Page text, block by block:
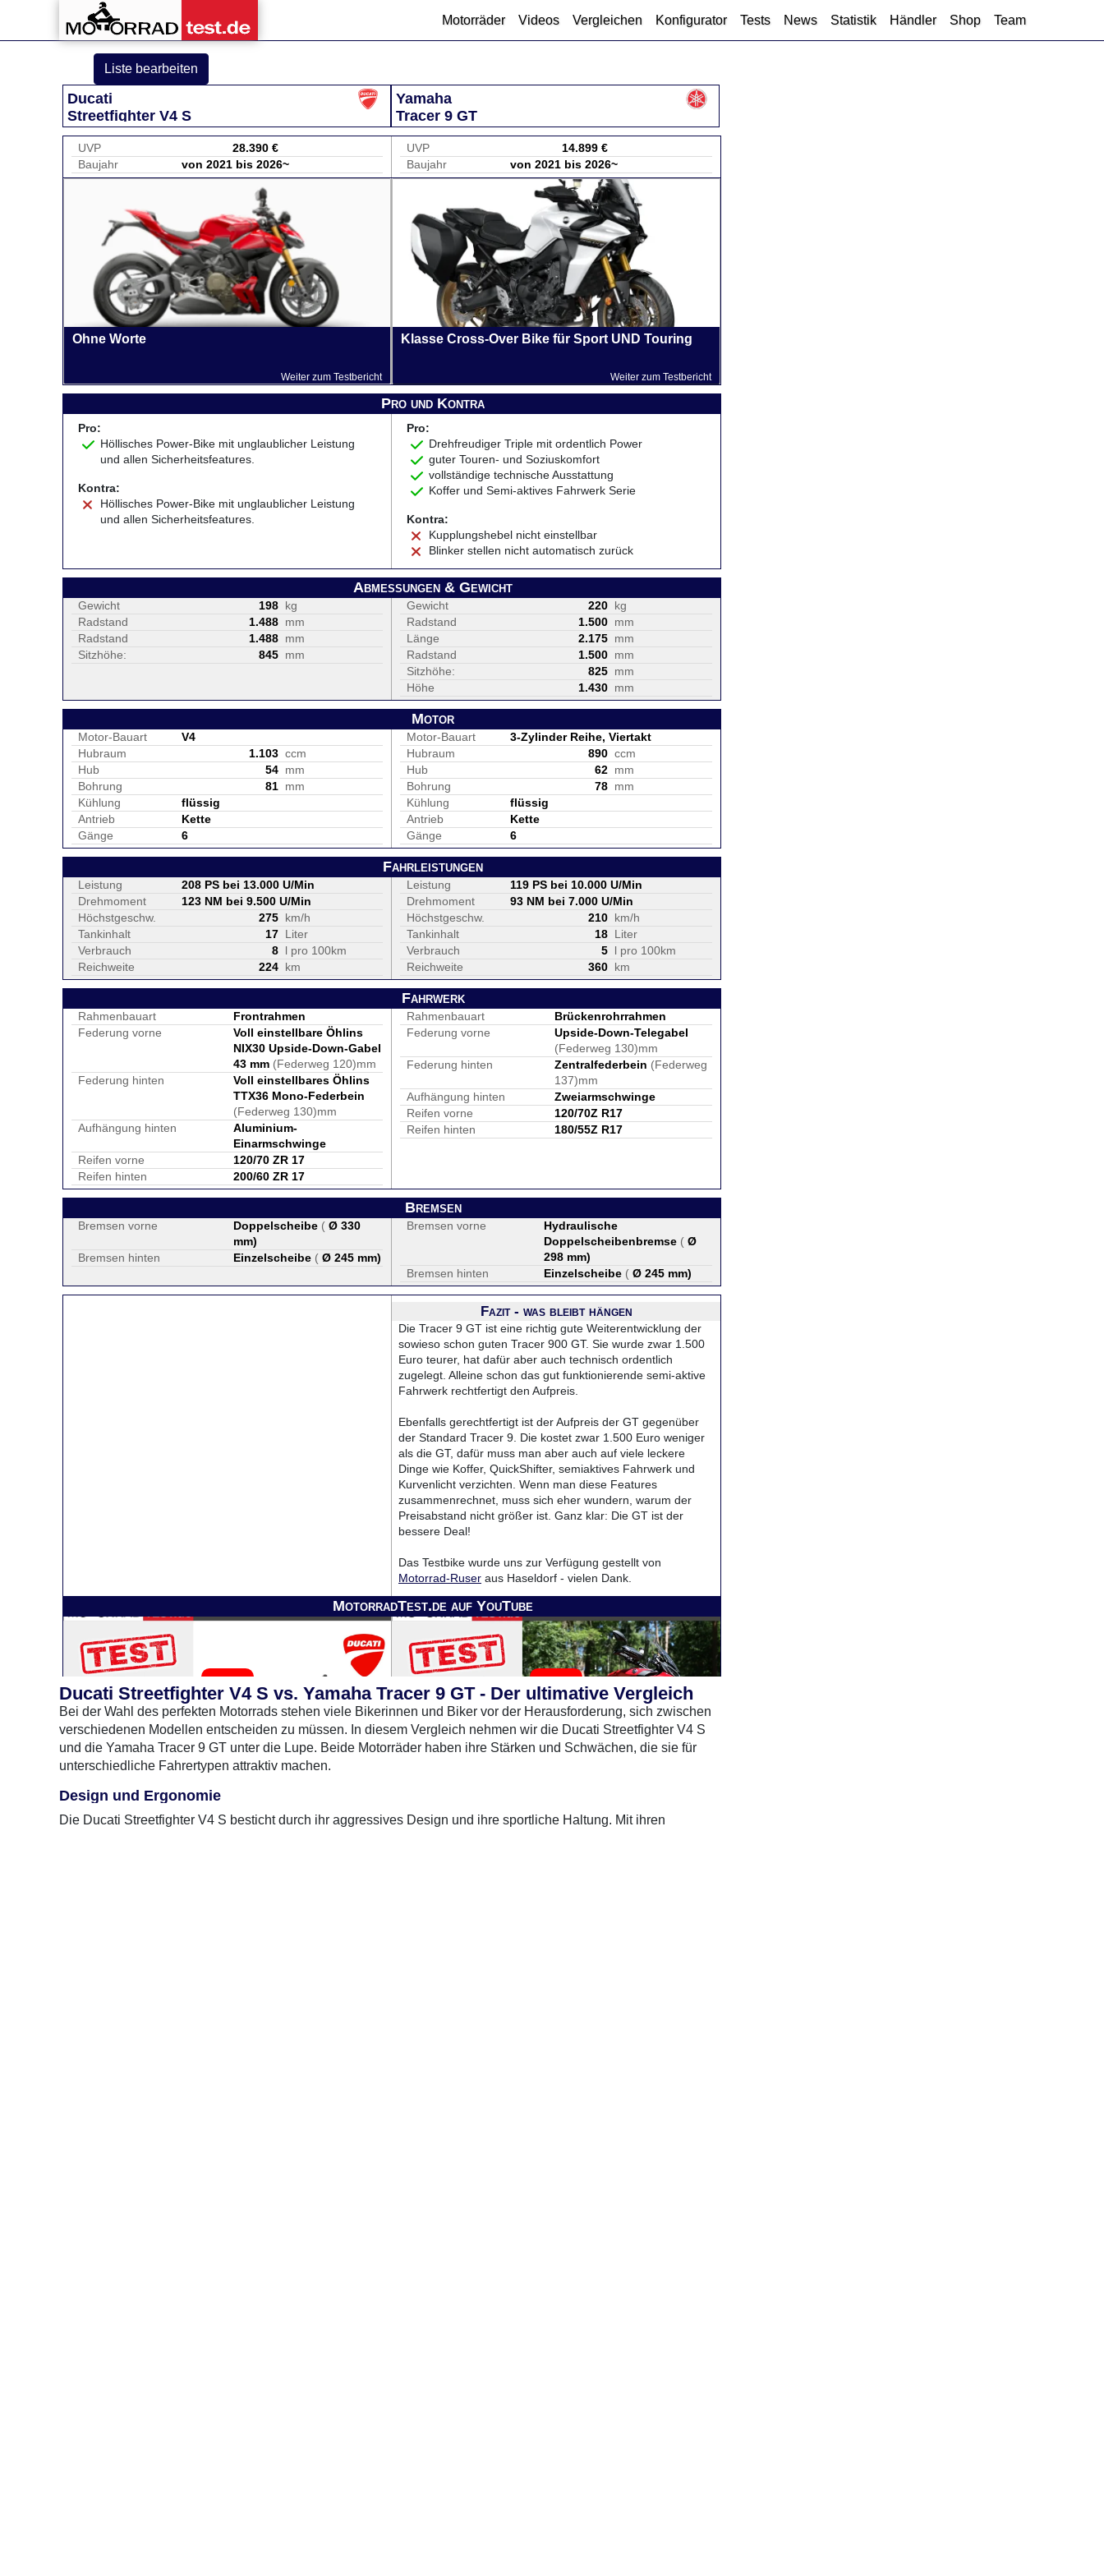
Motorräder Videos Vergleichen Konfigurator Tests News Statistik Händler Shop Team
Liste bearbeiten
Ducati
Streetfighter V4 S
Yamaha
Tracer 9 GT
UVP
28.390 €
Baujahr
von 2021 bis 2026~
UVP
14.899 €
Baujahr
von 2021 bis 2026~
Ohne Worte
Weiter zum Testbericht
Klasse Cross-Over Bike für Sport UND Touring
Weiter zum Testbericht
Pro und Kontra
Pro:
Höllisches Power-Bike mit unglaublicher Leistung
und allen Sicherheitsfeatures.
Kontra:
Höllisches Power-Bike mit unglaublicher Leistung
und allen Sicherheitsfeatures.
Pro:
Drehfreudiger Triple mit ordentlich Power
guter Touren- und Soziuskomfort
vollständige technische Ausstattung
Koffer und Semi-aktives Fahrwerk Serie
Kontra:
Kupplungshebel nicht einstellbar
Blinker stellen nicht automatisch zurück
Abmessungen & Gewicht
Gewicht 198 kg
Radstand
1.488 mm
Radstand
1.488 mm
Sitzhöhe:
845 mm
Gewicht 220 kg
Radstand
1.500 mm
Länge
2.175 mm
Radstand
1.500 mm
Sitzhöhe:
825 mm
Höhe
1.430 mm
Motor
Motor-Bauart
V4
Hubraum
1.103 ccm
Hub
54 mm
Bohrung
81 mm
Kühlung
flüssig
Antrieb
Kette
Gänge
6
Motor-Bauart
3-Zylinder Reihe, Viertakt
Hubraum
890 ccm
Hub
62 mm
Bohrung
78 mm
Kühlung
flüssig
Antrieb
Kette
Gänge
6
Fahrleistungen
Leistung
208 PS bei 13.000 U/Min
Drehmoment
123 NM bei 9.500 U/Min
Höchstgeschw.
275 km/h
Tankinhalt
17 Liter
Verbrauch
8 l pro 100km
Reichweite
224 km
Leistung
119 PS bei 10.000 U/Min
Drehmoment
93 NM bei 7.000 U/Min
Höchstgeschw.
210 km/h
Tankinhalt
18 Liter
Verbrauch
5 l pro 100km
Reichweite
360 km
Fahrwerk
Rahmenbauart
Frontrahmen
Federung vorne
Voll einstellbare Öhlins
NIX30 Upside-Down-Gabel
43 mm (Federweg 120)mm
Federung hinten
Voll einstellbares Öhlins
TTX36 Mono-Federbein
(Federweg 130)mm
Aufhängung hinten
Aluminium-
Einarmschwinge
Reifen vorne
120/70 ZR 17
Reifen hinten
200/60 ZR 17
Rahmenbauart
Brückenrohrrahmen
Federung vorne
Upside-Down-Telegabel
(Federweg 130)mm
Federung hinten
Zentralfederbein (Federweg
137)mm
Aufhängung hinten
Zweiarmschwinge
Reifen vorne
120/70Z R17
Reifen hinten
180/55Z R17
Bremsen
Bremsen vorne Doppelscheibe ( Ø 330
mm)
Bremsen hinten
Einzelscheibe ( Ø 245 mm)
Bremsen vorne
Hydraulische
Doppelscheibenbremse ( Ø
298 mm)
Bremsen hinten
Einzelscheibe ( Ø 245 mm)
Fazit - was bleibt hängen
Die Tracer 9 GT ist eine richtig gute Weiterentwicklung der
sowieso schon guten Tracer 900 GT. Sie wurde zwar 1.500
Euro teurer, hat dafür aber auch technisch ordentlich
zugelegt. Alleine schon das gut funktionierende semi-aktive
Fahrwerk rechtfertigt den Aufpreis.
Ebenfalls gerechtfertigt ist der Aufpreis der GT gegenüber
der Standard Tracer 9. Die kostet zwar 1.500 Euro weniger
als die GT, dafür muss man aber auch auf viele leckere
Dinge wie Koffer, QuickShifter, semiaktives Fahrwerk und
Kurvenlicht verzichten. Wenn man diese Features
zusammenrechnet, muss sich eher wundern, warum der
Preisabstand nicht größer ist. Ganz klar: Die GT ist der
bessere Deal!
Das Testbike wurde uns zur Verfügung gestellt von
Motorrad-Ruser aus Haseldorf - vielen Dank.
MotorradTest.de auf YouTube
Ducati Streetfighter V4 S vs. Yamaha Tracer 9 GT - Der ultimative Vergleich
Bei der Wahl des perfekten Motorrads stehen viele Bikerinnen und Biker vor der Herausforderung, sich zwischen
verschiedenen Modellen entscheiden zu müssen. In diesem Vergleich nehmen wir die Ducati Streetfighter V4 S
und die Yamaha Tracer 9 GT unter die Lupe. Beide Motorräder haben ihre Stärken und Schwächen, die sie für
unterschiedliche Fahrertypen attraktiv machen.
Design und Ergonomie
Die Ducati Streetfighter V4 S besticht durch ihr aggressives Design und ihre sportliche Haltung. Mit ihren